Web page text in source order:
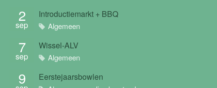
2
sep
Introductiemarkt + BBQ
Algemeen
7
sep
Wissel-ALV
Algemeen
9 Eerstejaarsbowlen